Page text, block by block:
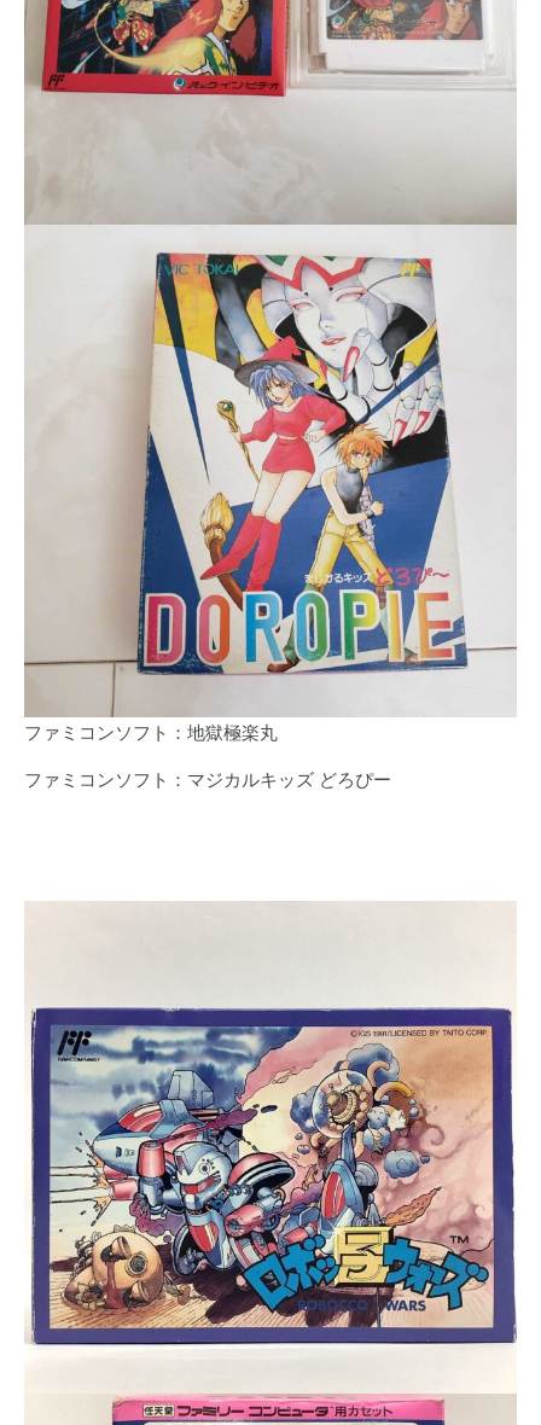
ファミコンソフト：地獄極楽丸
ファミコンソフト：マジカルキッズ どろぴー